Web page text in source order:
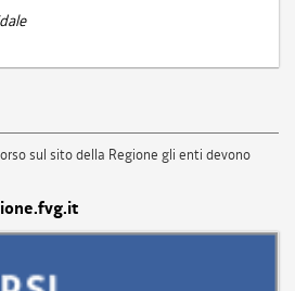
sul sito della Regione gli enti devono